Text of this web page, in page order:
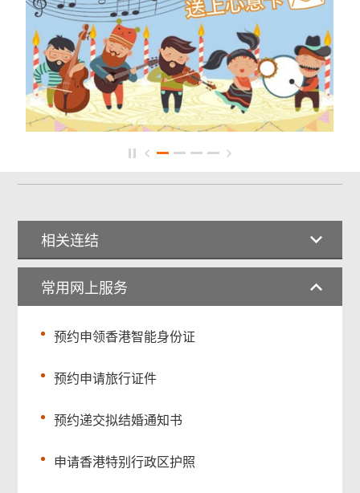
相关连结
常用网上服务
预约申领香港智能身份证
预约申请旅行证件
预约递交拟结婚通知书
申请香港特别行政区护照